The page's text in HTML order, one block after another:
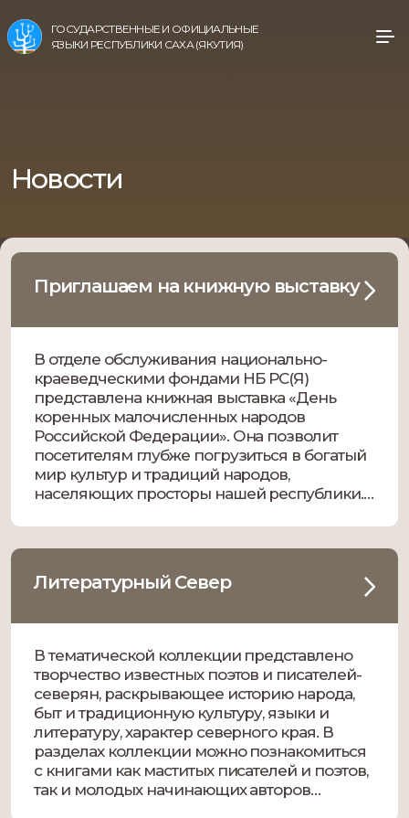
ГОСУДАРСТВЕННЫЕ И ОФИЦИАЛЬНЫЕ
ЯЗЫКИ РЕСПУБЛИКИ САХА (ЯКУТИЯ)
Новости
Приглашаем на книжную выставку
В отделе обслуживания национально-
краеведческими фондами НБ РС(Я)
представлена книжная выставка «День
коренных малочисленных народов
Российской Федерации». Она позволит
посетителям глубже погрузиться в богатый
мир культур и традиций народов,
населяющих просторы нашей республики.
видных тунгусоведов, сборники фольклора,
книги об обычаях и традиционных
промыслах, отражающие многогранность
жизни коренных народов Севера.
Литературный Север
В тематической коллекции представлено
творчество известных поэтов и писателей-
северян, раскрывающее историю народа,
быт и традиционную культуру, языки и
литературу, характер северного края. В
разделах коллекции можно познакомиться
с книгами как маститых писателей и поэтов,
так и молодых начинающих авторов